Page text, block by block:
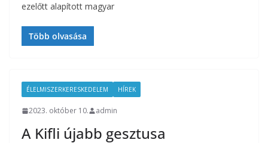
ezelőtt alapított magyar
Több olvasása
ÉLELMISZERKERESKEDELEM HÍREK
2023. október 10. admin
A Kifli újabb gesztusa